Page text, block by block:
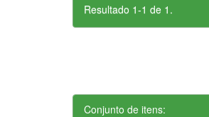
Resultado 1-1 de 1.
Conjunto de itens: